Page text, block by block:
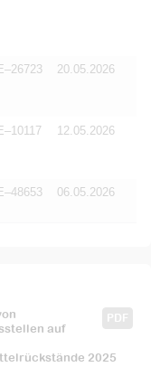
20.05.2026
12.05.2026
06.05.2026
PDF
auf
2025